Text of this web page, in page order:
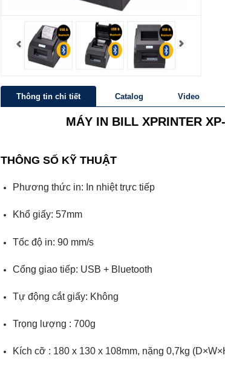
Thông tin chi tiết Catalog Video
MÁY IN BILL XPRINTER
THÔNG SỐ KỸ THUẬT
Phương thức in: In nhiệt trực tiếp
Khổ giấy: 57mm
Tốc độ in: 90 mm/s
Cổng giao tiếp: USB + Bluetooth
Tự động cắt giấy: Không
Trọng lượng : 700g
Kích cỡ : 180 x 130 x 108mm, nặng 0,7kg